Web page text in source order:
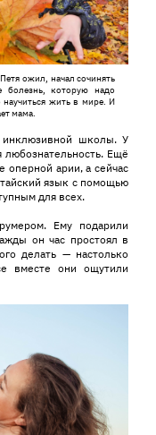
ожил, начал сочинять
которую надо
жить в мире. И
мама.
инклюзивной школы. У
любознательность. Ещё
оперной арии, а сейчас
язык с помощью
для всех.
Ему подарили
он час простоял в
делать — настолько
вместе они ощутили